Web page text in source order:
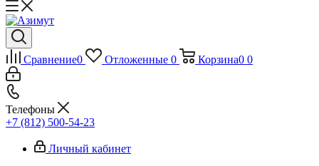
Сравнение0 Отложенные 0 Корзина0 0
Телефоны
+7 (812) 500-54-23
Личный кабинет